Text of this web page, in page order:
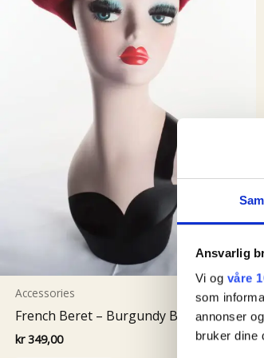
Ansvarlig
Vi og våre
som
annonser
bruker dine
Accessories
French Beret – Burgundy Bordeaux
kr349,00